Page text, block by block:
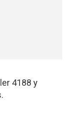
4188 y